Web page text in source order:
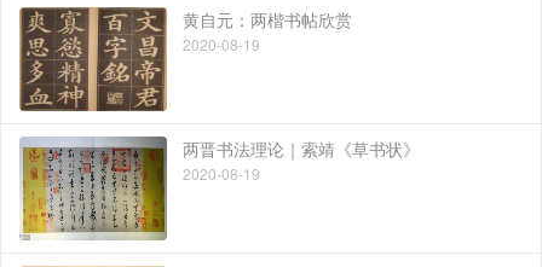
黄自元：两楷书帖欣赏
2020-08-19
两晋书法理论｜索靖《草书状》
2020-08-19